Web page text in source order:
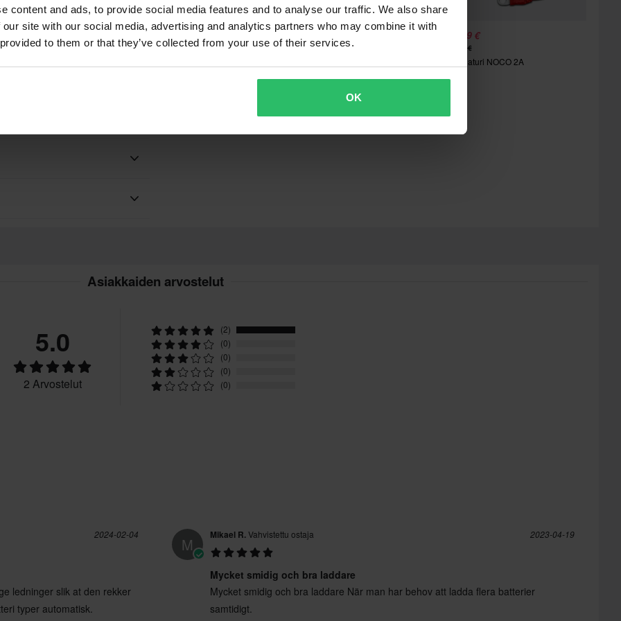
content and ads, to provide social media features and to analyse our traffic. We also share
site with our social media, advertising and analytics partners who may combine it with
to them or that they’ve collected from your use of their services.
OK
jossa täysin ladatut akut
peritään mahdolliset
Liitin Akkulaturille CTEK Comfort
-35%
40,00 €
Suojakotelo NOCO Boost EVA
54,99 €
60,00 €
Akkulaturi NOCO 2A
Asiakkaiden arvostelut
5.0
2 Arvostelut
(2)
(0)
(0)
(0)
(0)
2024-02-04
ledninger slik at den rekker
typer automatisk.
M Mikael R.Vahvistettu ostaja 2023-04-19
Mycket smidig och bra laddare
Mycket smidig och bra laddare När man har behov att ladda flera batterier
samtidigt.